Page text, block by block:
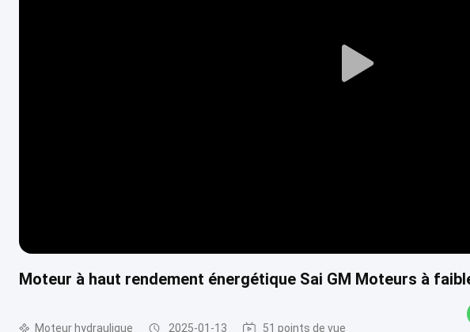
Play
Moteur à haut rendement énergétique Sai GM Moteurs à
Moteur hydraulique 2025-01-13 51 points de vue